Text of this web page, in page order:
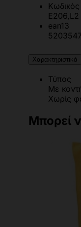
Κωδικός
Ε206,L2
ean13
Χαρακτηριστικά
Τύπος
Με
Χωρίς
Μπορεί